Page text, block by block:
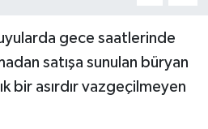
gece saatlerinde
satışa sunulan büryan
bir asırdır vazgeçilmeyen